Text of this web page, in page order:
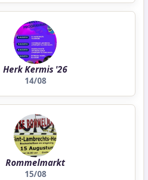
Herk Kermis '26
14/08
Rommelmarkt
15/08